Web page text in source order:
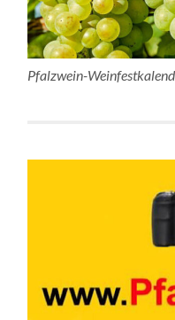
Pfalzwein-